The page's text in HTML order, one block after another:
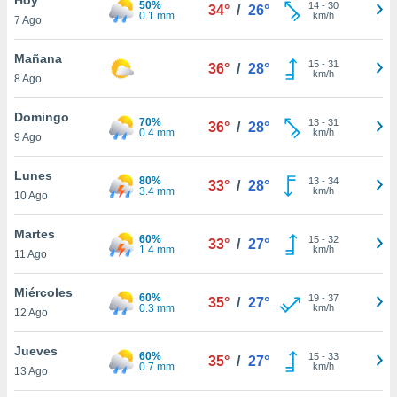
en
más
nuestra
de
cookies
aceptar
7 Ago
50%
0.1 mm
34° / 26° 14- 30
km/h
Mañana
8 Ago
36° / 28° 15- 31
km/h
Domingo
9 Ago
70%
0.4 mm
36° / 28° 13- 31
km/h
Lunes
10 Ago
80%
3.4 mm
33° / 28° 13- 34
km/h
Martes
11 Ago
60%
1.4 mm
33° / 27° 15- 32
km/h
Miércoles
12 Ago
60%
0.3 mm
35° / 27° 19- 37
km/h
Jueves
13 Ago
60%
0.7 mm
35° / 27° 15- 33
km/h